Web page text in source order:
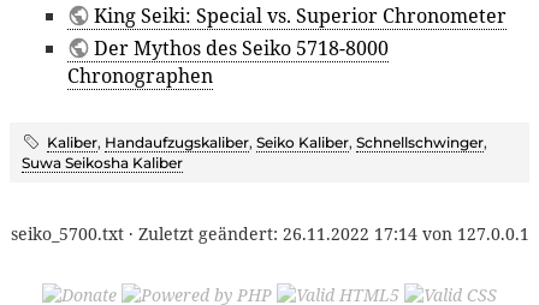
King Seiki: Special vs. Superior Chronometer
Der Mythos des Seiko 5718-8000
Chronographen
Kaliber, Handaufzugskaliber, Seiko Kaliber, Schnellschwinger,
Suwa Seikosha Kaliber
seiko_5700.txt · Zuletzt geändert: 26.11.2022 17:14 von 127.0.0.1